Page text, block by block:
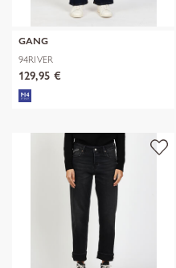
GANG
94RIVER
129,95 €